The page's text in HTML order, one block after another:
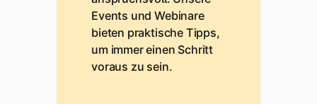
Events und Webinare
bieten praktische Tipps,
um immer einen Schritt
voraus zu sein.